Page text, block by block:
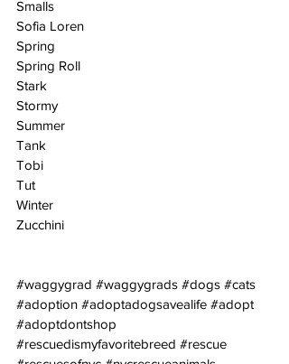
Smalls
Sofia Loren
Spring
Spring Roll
Stark
Stormy
Summer
Tank
Tobi
Tut
Winter
Zucchini
#waggygrad #waggygrads #dogs #cats
#adoption #adoptadogsavealife #adopt
#adoptdontshop
#rescuedismyfavoritebreed #rescue